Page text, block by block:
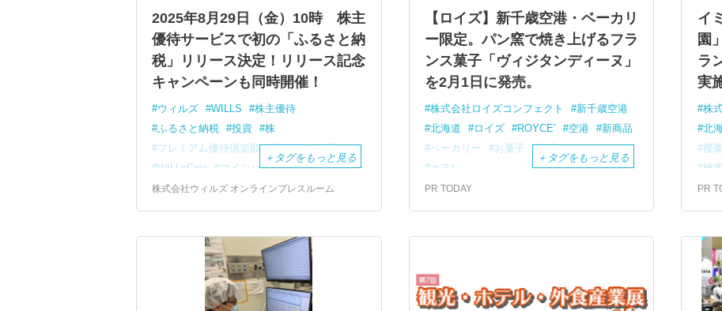
2025年8月29日（金）10時 株主
優待サービスで初の「ふるさと納
税」リリース決定！リリース記念
キャンペーンも同時開催！
ウィルズ WILLS
株主優待
ふるさと納税
投資
株
プレミアム優待倶楽部
北海道
九州
WILLsCoin
コインバック
＋ タグをもっと見る
株式会社ウィルズ オンラインプレスルーム
【ロイズ】新千歳空港・ベーカリ
ー限定。パン窯で焼き上げるフラ
ンス菓子「ヴィジタンディーヌ」
を2月1日に発売。
株式会社ロイズコンフェクト
新千歳空港
北海道
ロイズ ROYCE’ 空港
新商品
ベーカリー
お菓子
空港スイーツ
カヌレ
＋ タグをもっと見る
PR TODAY
イ
園
ラ
実
株
北
授業
極
PR